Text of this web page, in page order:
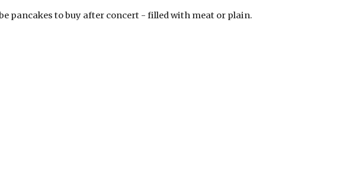
pancakes to buy after concert - filled with meat or plain.